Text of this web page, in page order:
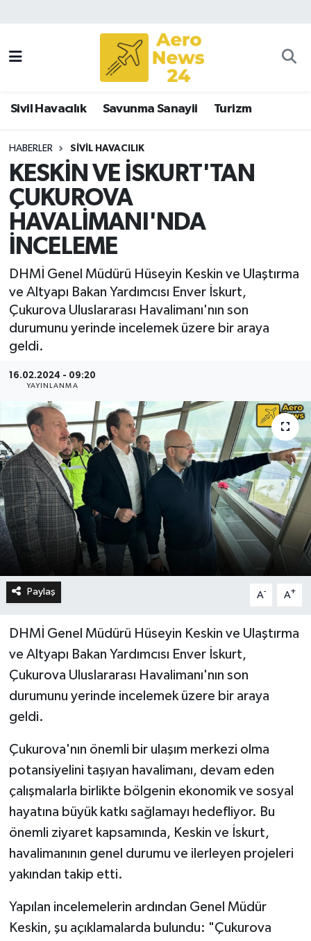
Sivil Havacılık Savunma Sanayii Turizm
HABERLER SIVIL HAVACILIK
KESKİN VE İSKURT'TAN
ÇUKUROVA
HAVALİMANI'NDA
İNCELEME
DHMİ Genel Müdürü Hüseyin Keskin ve Ulaştırma
ve Altyapı Bakan Yardımcısı Enver İskurt,
Çukurova Uluslararası Havalimanı'nın son
durumunu yerinde incelemek üzere bir araya
geldi.
16.02.2024 - 09:20
YAYINLANMA
Paylaş A- A+
DHMİ Genel Müdürü Hüseyin Keskin ve Ulaştırma
ve Altyapı Bakan Yardımcısı Enver İskurt,
Çukurova Uluslararası Havalimanı'nın son
durumunu yerinde incelemek üzere bir araya
geldi.
Çukurova'nın önemli bir ulaşım merkezi olma
potansiyelini taşıyan havalimanı, devam eden
çalışmalarla birlikte bölgenin ekonomik ve sosyal
hayatına büyük katkı sağlamayı hedefliyor. Bu
önemli ziyaret kapsamında, Keskin ve İskurt,
havalimanının genel durumu ve ilerleyen projeleri
yakından takip etti.
Yapılan incelemelerin ardından Genel Müdür
Keskin, şu açıklamalarda bulundu: "Çukurova